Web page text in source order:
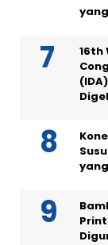
16th